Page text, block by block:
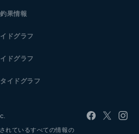
果情報
イドグラフ
ドグラフ
イドグラフ
れているすべての情報の